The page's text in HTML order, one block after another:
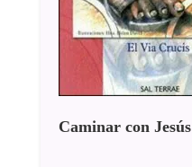
Caminar con Jesús